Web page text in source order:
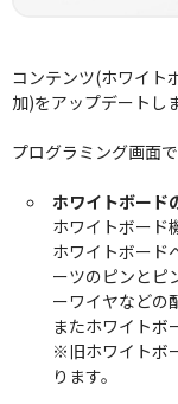
コンテンツ(ホワイト
加)をアップデートし
プログラミング画面
ホワイトボード
ホワイトボード
ホワイトボード
ーツのピンとピ
ーワイヤなどの
またホワイトボ
※旧ホワイトボ
ります。